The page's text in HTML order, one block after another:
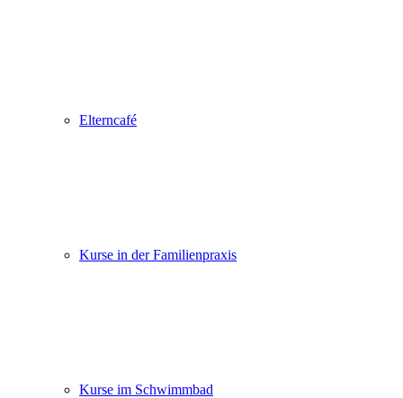
Elterncafé
Kurse in der Familienpraxis
Kurse im Schwimmbad